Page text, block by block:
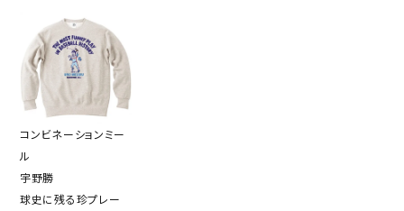
コンビネーションミー
ル
宇野勝
球史に残る珍プレー